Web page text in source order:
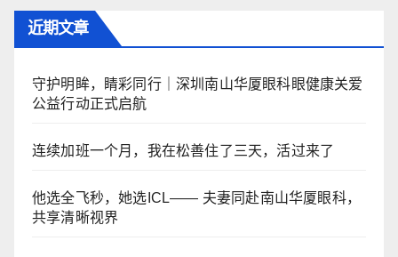
近期文章
守护明眸，睛彩同行｜深圳南山华厦眼科眼健康关爱
公益行动正式启航
连续加班一个月，我在松善住了三天，活过来了
他选全飞秒，她选ICL—— 夫妻同赴南山华厦眼科，
共享清晰视界